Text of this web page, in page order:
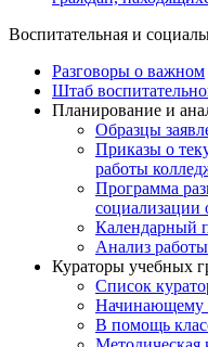
Воспитательная и
Разговоры о важном
Штаб
Планирование и
Образцы
Приказы о
работы
Программа
социализации
Календарный
Анализ
Кураторы учебных
Список
Начинающему
В помощь